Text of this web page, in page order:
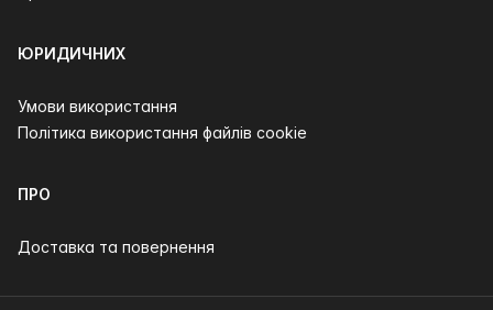
ЮРИДИЧНИХ
Умови використання
Політика використання файлів cookie
ПРО
Доставка та повернення